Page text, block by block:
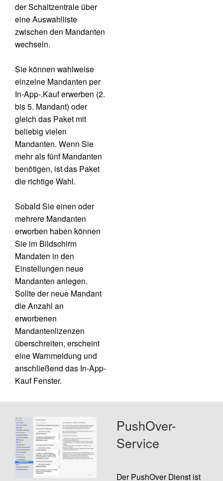
der Schaltzentrale über
eine Auswahlliste
zwischen den Mandanten
wechseln.
Sie können wahlweise
einzelne Mandanten per
In-App-.Kauf erwerben (2.
bis 5. Mandant) oder
gleich das Paket mit
beliebig vielen
Mandanten. Wenn Sie
mehr als fünf Mandanten
benötigen, ist das Paket
die richtige Wahl.
Sobald Sie einen oder
mehrere Mandanten
erworben haben können
Sie im Bildschirm
Mandaten in den
Einstellungen neue
Mandanten anlegen.
Sollte der neue Mandant
die Anzahl an
erworbenen
Mandantenlizenzen
überschreiten, erscheint
eine Warnmeldung und
anschließend das In-App-
Kauf Fenster.
PushOver-
Service
Der PushOver Dienst ist